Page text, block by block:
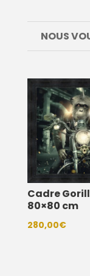
NOUS
Cadre
80×80 cm
280,00€